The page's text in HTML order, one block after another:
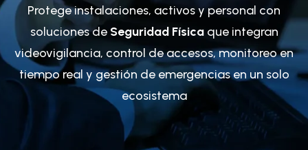
Protege instalaciones, activos y personal con
soluciones de Seguridad Física que integran
videovigilancia, control de accesos, monitoreo en
tiempo real y gestión de emergencias en un solo
ecosistema